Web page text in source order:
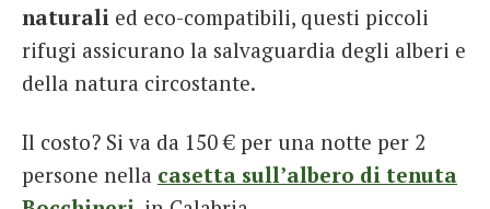
naturali ed eco-compatibili, questi piccoli
rifugi assicurano la salvaguardia degli alberi e
della natura circostante.
Il costo? Si va da 150 € per una notte per 2
persone nella casetta sull’albero di tenuta